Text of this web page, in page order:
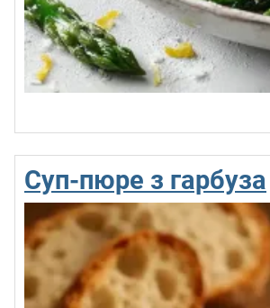
Суп-пюре з гарбуза